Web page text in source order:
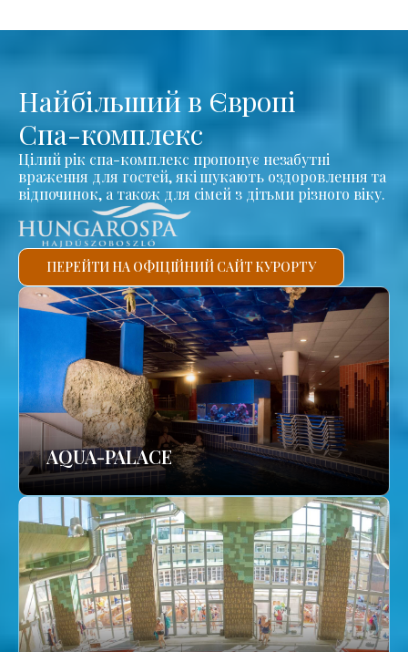
Найбільший в Європі
Спа-комплекс
Цілий рік спа-комплекс пропонує незабутні
враження для гостей, які шукають оздоровлення та
відпочинок, а також для сімей з дітьми різного віку.
ПЕРЕЙТИ НА ОФІЦІЙНИЙ САЙТ КУРОРТУ
AQUA-PALACE